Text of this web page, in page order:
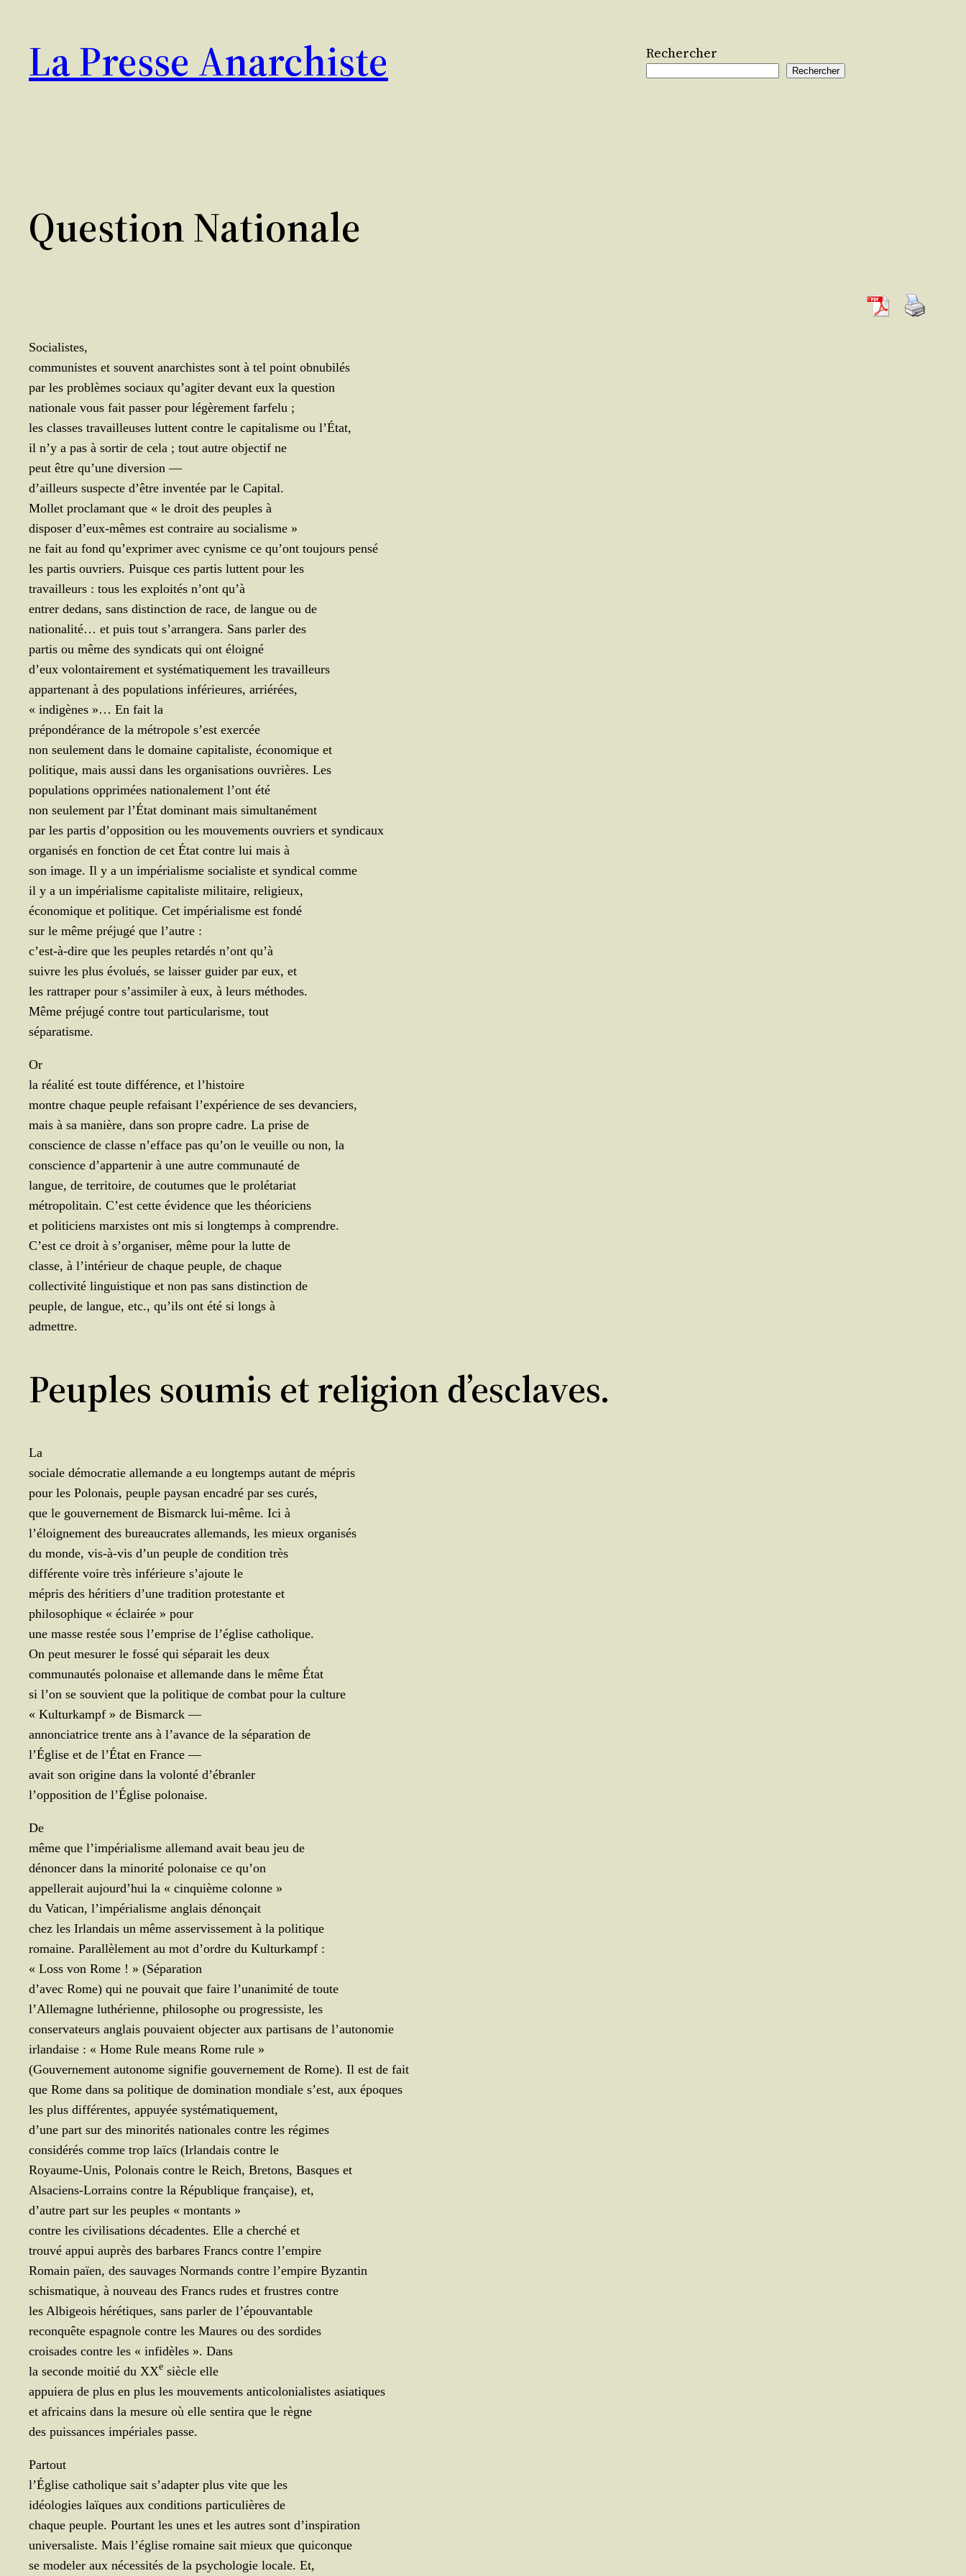
contenu
La Presse Anarchiste Rechercher
Rechercher
Question Nationale
Socialistes,
com­mu­nistes et sou­vent anar­chistes sont à tel point obnubilés
par les pro­blèmes sociaux qu’a­gi­ter devant eux la question
natio­nale vous fait pas­ser pour légè­re­ment farfelu ;
les classes tra­vailleuses luttent contre le capi­ta­lisme ou l’État,
il n’y a pas à sor­tir de cela ; tout autre objec­tif ne
peut être qu’une diver­sion―
d’ailleurs sus­pecte d’être inven­tée par le Capital.
Mol­let pro­cla­mant que « le droit des peuples à
dis­po­ser d’eux-mêmes est contraire au socialisme »
ne fait au fond qu’ex­pri­mer avec cynisme ce qu’ont tou­jours pensé
les par­tis ouvriers. Puisque ces par­tis luttent pour les
tra­vailleurs : tous les exploi­tés n’ont qu’à
entrer dedans, sans dis­tinc­tion de race, de langue ou de
natio­na­li­té… et puis tout s’ar­ran­ge­ra. Sans par­ler des
par­tis ou même des syn­di­cats qui ont éloigné
d’eux volon­tai­re­ment et sys­té­ma­ti­que­ment les travailleurs
appar­te­nant à des popu­la­tions infé­rieures, arriérées,
« indi­gènes »… En fait la
pré­pon­dé­rance de la métro­pole s’est exercée
non seule­ment dans le domaine capi­ta­liste, éco­no­mique et
poli­tique, mais aus­si dans les orga­ni­sa­tions ouvrières. Les
popu­la­tions oppri­mées natio­na­le­ment l’ont été
non seule­ment par l’É­tat domi­nant mais simultanément
par les par­tis d’op­po­si­tion ou les mou­ve­ments ouvriers et syndicaux
orga­ni­sés en fonc­tion de cet État contre lui mais à
son image. Il y a un impé­ria­lisme socia­liste et syn­di­cal comme
il y a un impé­ria­lisme capi­ta­liste mili­taire, religieux,
éco­no­mique et poli­tique. Cet impé­ria­lisme est fondé
sur le même pré­ju­gé que l’autre :
c’est-à-dire que les peuples retar­dés n’ont qu’à
suivre les plus évo­lués, se lais­ser gui­der par eux, et
les rat­tra­per pour s’as­si­mi­ler à eux, à leurs méthodes.
Même pré­ju­gé contre tout par­ti­cu­la­risme, tout
séparatisme.
Or
la réa­li­té est toute dif­fé­rence, et l’histoire
montre chaque peuple refai­sant l’ex­pé­rience de ses devanciers,
mais à sa manière, dans son propre cadre. La prise de
conscience de classe n’ef­face pas qu’on le veuille ou non, la
conscience d’ap­par­te­nir à une autre com­mu­nau­té de
langue, de ter­ri­toire, de cou­tumes que le prolétariat
métro­po­li­tain. C’est cette évi­dence que les théoriciens
et poli­ti­ciens mar­xistes ont mis si long­temps à comprendre.
C’est ce droit à s’or­ga­ni­ser, même pour la lutte de
classe, à l’in­té­rieur de chaque peuple, de chaque
col­lec­ti­vi­té lin­guis­tique et non pas sans dis­tinc­tion de
peuple, de langue, etc., qu’ils ont été si longs à
admettre.
Peuples soumis et religion d’esclaves.
La
sociale démo­cra­tie alle­mande a eu long­temps autant de mépris
pour les Polo­nais, peuple pay­san enca­dré par ses curés,
que le gou­ver­ne­ment de Bis­marck lui-même. Ici à
l’é­loi­gne­ment des bureau­crates alle­mands, les mieux organisés
du monde, vis-à-vis d’un peuple de condi­tion très
dif­fé­rente voire très infé­rieure s’a­joute le
mépris des héri­tiers d’une tra­di­tion pro­tes­tante et
phi­lo­so­phique « éclai­rée » pour
une masse res­tée sous l’emprise de l’é­glise catholique.
On peut mesu­rer le fos­sé qui sépa­rait les deux
com­mu­nau­tés polo­naise et alle­mande dans le même État
si l’on se sou­vient que la poli­tique de com­bat pour la culture
« Kul­tur­kampf » de Bis­marck―
annon­cia­trice trente ans à l’a­vance de la sépa­ra­tion de
l’É­glise et de l’É­tat en France―
avait son ori­gine dans la volon­té d’ébranler
l’op­po­si­tion de l’É­glise polonaise.
De
même que l’im­pé­ria­lisme alle­mand avait beau jeu de
dénon­cer dans la mino­ri­té polo­naise ce qu’on
appel­le­rait aujourd’­hui la « cin­quième colonne »
du Vati­can, l’im­pé­ria­lisme anglais dénonçait
chez les Irlan­dais un même asser­vis­se­ment à la politique
romaine. Paral­lè­le­ment au mot d’ordre du Kulturkampf :
« Loss von Rome ! » (Sépa­ra­tion
d’a­vec Rome) qui ne pou­vait que faire l’u­na­ni­mi­té de toute
l’Al­le­magne luthé­rienne, phi­lo­sophe ou pro­gres­siste, les
conser­va­teurs anglais pou­vaient objec­ter aux par­ti­sans de l’autonomie
irlan­daise : « Home Rule means Rome rule »
(Gou­ver­ne­ment auto­nome signi­fie gou­ver­ne­ment de Rome). Il est de fait
que Rome dans sa poli­tique de domi­na­tion mon­diale s’est, aux époques
les plus dif­fé­rentes, appuyée systématiquement,
d’une part sur des mino­ri­tés natio­nales contre les régimes
consi­dé­rés comme trop laïcs (Irlan­dais contre le
Royaume-Unis, Polo­nais contre le Reich, Bre­tons, Basques et
Alsa­ciens-Lor­rains contre la Répu­blique fran­çaise), et,
d’autre part sur les peuples « montants »
contre les civi­li­sa­tions déca­dentes. Elle a cher­ché et
trou­vé appui auprès des bar­bares Francs contre l’empire
Romain païen, des sau­vages Nor­mands contre l’empire Byzantin
schis­ma­tique, à nou­veau des Francs rudes et frustres contre
les Albi­geois héré­tiques, sans par­ler de l’épouvantable
recon­quête espa­gnole contre les Maures ou des sordides
croi­sades contre les « infi­dèles ». Dans
la seconde moi­tié du XXe siècle elle
appuie­ra de plus en plus les mou­ve­ments anti­co­lo­nia­listes asiatiques
et afri­cains dans la mesure où elle sen­ti­ra que le règne
des puis­sances impé­riales passe.
Partout
l’É­glise catho­lique sait s’a­dap­ter plus vite que les
idéo­lo­gies laïques aux condi­tions par­ti­cu­lières de
chaque peuple. Pour­tant les unes et les autres sont d’inspiration
uni­ver­sa­liste. Mais l’é­glise romaine sait mieux que quiconque
se mode­ler aux néces­si­tés de la psy­cho­lo­gie locale. Et,